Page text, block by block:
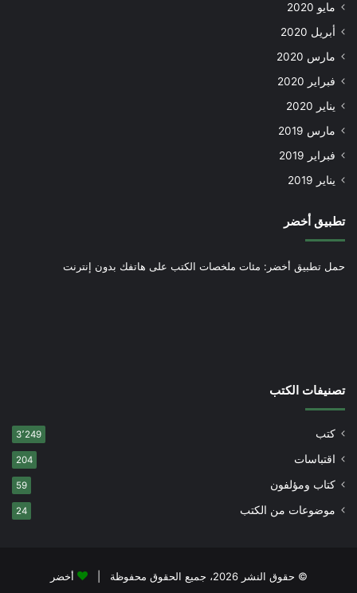
مايو 2020
أبريل 2020
مارس 2020
فبراير 2020
يناير 2020
مارس 2019
فبراير 2019
يناير 2019
تطبيق أخضر
حمل تطبيق أخضر: مئات ملخصات الكتب على هاتفك بدون إنترنت
تصنيفات الكتب
كتب 3٬249
اقتباسات 204
كتاب ومؤلفون 59
موضوعات من الكتب 24
© حقوق النشر 2026، جميع الحقوق محفوظة | أخضر